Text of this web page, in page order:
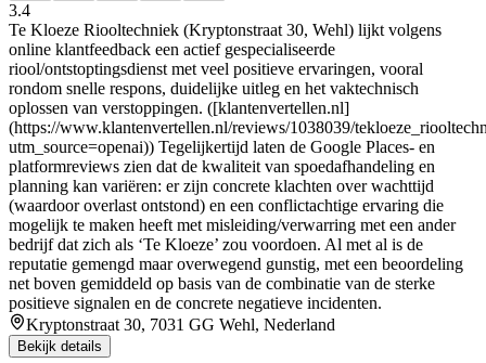
3.4
Te Kloeze Riooltechniek (Kryptonstraat 30, Wehl) lijkt volgens
online klantfeedback een actief gespecialiseerde
riool/ontstoptingsdienst met veel positieve ervaringen, vooral
rondom snelle respons, duidelijke uitleg en het vaktechnisch
oplossen van verstoppingen. ([klantenvertellen.nl]
(https://www.klantenvertellen.nl/reviews/1038039/
utm_source=openai)) Tegelijkertijd laten de Google Places- en
platformreviews zien dat de kwaliteit van spoedafhandeling en
planning kan variëren: er zijn concrete klachten over wachttijd
(waardoor overlast ontstond) en een conflictachtige ervaring die
mogelijk te maken heeft met misleiding/verwarring met een ander
bedrijf dat zich als ‘Te Kloeze’ zou voordoen. Al met al is de
reputatie gemengd maar overwegend gunstig, met een beoordeling
net boven gemiddeld op basis van de combinatie van de sterke
positieve signalen en de concrete negatieve incidenten.
Kryptonstraat 30, 7031 GG Wehl, Nederland
Bekijk details